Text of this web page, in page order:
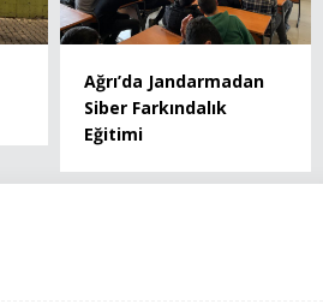
Ağrı’da Jandarmadan
Siber Farkındalık
Eğitimi